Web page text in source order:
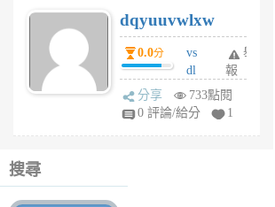
6
個
月
前
dqyuuvwlxw
0.0分
vs
dl
sq
fy
舉
報
分享
733點閱
0 評論/給分
1
搜尋